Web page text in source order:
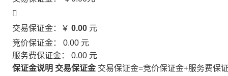

交易保证金：￥ 0.00 元
竞价保证金： 0.00 元
服务费保证金： 0.00 元
保证金说明 交易保证金 交易保证金=竞价保证金+服务费保